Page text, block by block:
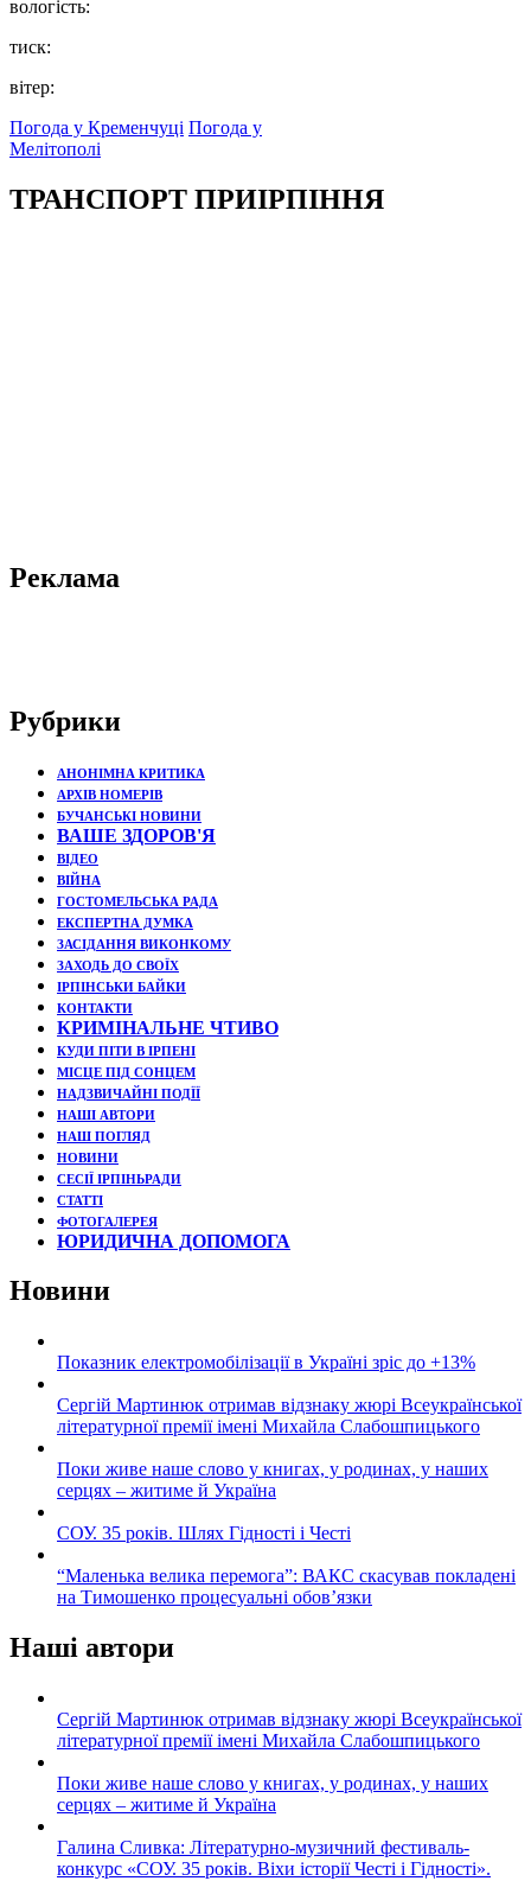
вологість:
тиск:
вітер:
Погода у Кременчуці Погода у
Мелітополі
ТРАНСПОРТ ПРИІРПІННЯ
Реклама
Рубрики
АНОНІМНА КРИТИКА
АРХІВ НОМЕРІВ
БУЧАНСЬКІ НОВИНИ
ВАШЕ ЗДОРОВ'Я
ВІДЕО
ВІЙНА
ГОСТОМЕЛЬСЬКА РАДА
ЕКСПЕРТНА ДУМКА
ЗАСІДАННЯ ВИКОНКОМУ
ЗАХОДЬ ДО СВОЇХ
ІРПІНСЬКИ БАЙКИ
КОНТАКТИ
КРИМІНАЛЬНЕ ЧТИВО
КУДИ ПІТИ В ІРПЕНІ
МІСЦЕ ПІД СОНЦЕМ
НАДЗВИЧАЙНІ ПОДЇЇ
НАШІ АВТОРИ
НАШ ПОГЛЯД
НОВИНИ
СЕСІЇ ІРПІНЬРАДИ
СТАТТІ
ФОТОГАЛЕРЕЯ
ЮРИДИЧНА ДОПОМОГА
Новини
Показник електромобілізації в Україні зріс до +13%
Сергій Мартинюк отримав відзнаку жюрі Всеукраїнської
літературної премії імені Михайла Слабошпицького
Поки живе наше слово у книгах, у родинах, у наших
серцях – житиме й Україна
СОУ. 35 років. Шлях Гідності і Честі
“Маленька велика перемога”: ВАКС скасував покладені
на Тимошенко процесуальні обов’язки
Наші автори
Сергій Мартинюк отримав відзнаку жюрі Всеукраїнської
літературної премії імені Михайла Слабошпицького
Поки живе наше слово у книгах, у родинах, у наших
серцях – житиме й Україна
Галина Сливка: Літературно-музичний фестиваль-
конкурс «СОУ. 35 років. Віхи історії Честі і Гідності».